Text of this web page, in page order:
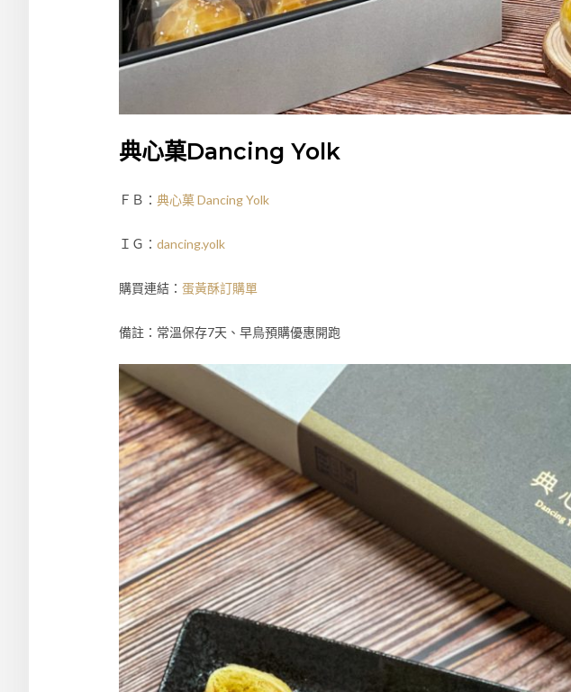
典心菓Dancing Yolk
ＦＢ： 典心菓 Dancing Yolk
ＩＧ： dancing.yolk
購買連結： 蛋黃酥訂購單
備註：常溫保存7天、早鳥預購優惠開跑